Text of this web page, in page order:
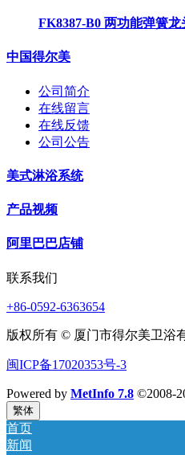
FK8387-B0 两功能弹簧龙
中国得尔美
公司简介
在线留言
在线反馈
公司公告
美式淋浴系统
产品视频
阿里巴巴店铺
联系我们
+86-0592-6363654
版权所有 © 厦门市得尔美卫浴
闽ICP备17020353号-3
Powered by MetInfo 7.8 ©2008-
繁体
首页
新闻